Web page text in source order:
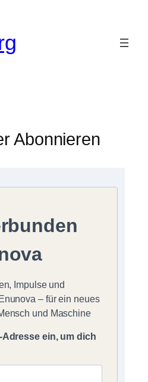
Abonnieren
Impulse und
– für ein neues
und Maschine
Adresse ein, um dich